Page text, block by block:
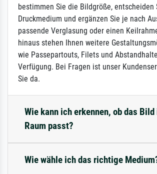
bestimmen Sie die Bildgröße, entscheiden
Druckmedium und ergänzen Sie je nach
passende Verglasung oder einen
hinaus stehen Ihnen weitere
wie Passepartouts, Filets und
Verfügung. Bei Fragen ist unser
Sie da.
Wie kann ich erkennen, ob das
Raum passt?
Wie wähle ich das richtige